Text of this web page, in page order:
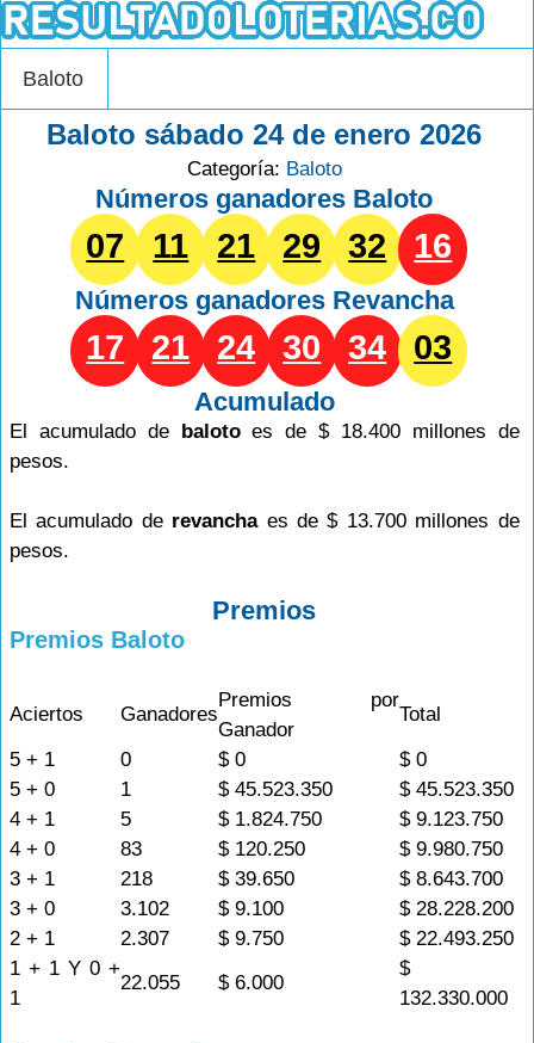
Baloto
Baloto sábado 24 de enero 2026
Categoría: Baloto
Números ganadores Baloto
07 11 21 29 32 16
Números ganadores Revancha
17 21 24 30 34 03
Acumulado
El acumulado de balotoes de $ 18.400 millones de
pesos.
El acumulado de revanchaes de $ 13.700 millones de
pesos.
Premios
Premios Baloto
Aciertos Ganadores
Premios por
Ganador
Total
5 + 1
0 $ 0
$ 0
5 + 0
1 $ 45.523.350
$ 45.523.350
4 + 1
5 $ 1.824.750
$ 9.123.750
4 + 0
83 $ 120.250
$ 9.980.750
3 + 1
218 $ 39.650
$ 8.643.700
3 + 0
3.102 $ 9.100
$ 28.228.200
2 + 1
2.307 $ 9.750
$ 22.493.250
1 + 1 Y 0 +
1
22.055 $ 6.000
$
132.330.000